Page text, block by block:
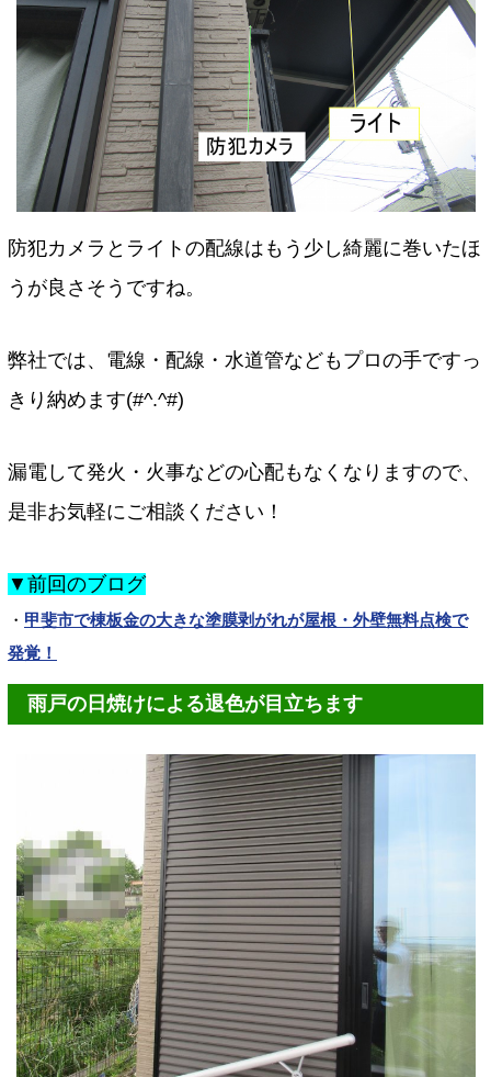
防犯カメラとライトの配線はもう少し綺麗に巻いたほ
うが良さそうですね。
弊社では、電線・配線・水道管などもプロの手ですっ
きり納めます(#^.^#)
漏電して発火・火事などの心配もなくなりますので、
是非お気軽にご相談ください！
▼前回のブログ
・ 甲斐市で棟板金の大きな塗膜剥がれが屋根・外壁無料点検で
発覚！
雨戸の日焼けによる退色が目立ちます